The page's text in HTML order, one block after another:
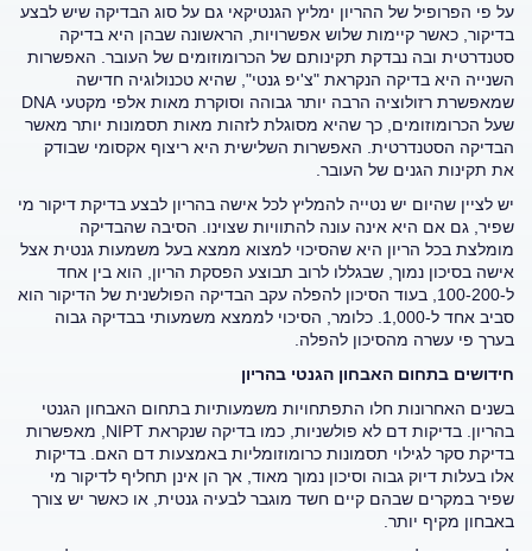
על פי הפרופיל של ההריון ימליץ הגנטיקאי גם על סוג הבדיקה שיש לבצע
בדיקור, כאשר קיימות שלוש אפשרויות, הראשונה שבהן היא בדיקה
סטנדרטית ובה נבדקת תקינותם של הכרומוזומים של העובר. האפשרות
השנייה היא בדיקה הנקראת "צ'יפ גנטי", שהיא טכנולוגיה חדישה
שמאפשרת רזולוציה הרבה יותר גבוהה וסוקרת מאות אלפי מקטעי DNA
שעל הכרומוזומים, כך שהיא מסוגלת לזהות מאות תסמונות יותר מאשר
הבדיקה הסטנדרטית. האפשרות השלישית היא ריצוף אקסומי שבודק
את תקינות הגנים של העובר.
יש לציין שהיום יש נטייה להמליץ לכל אישה בהריון לבצע בדיקת דיקור מי
שפיר, גם אם היא אינה עונה להתוויות שצוינו. הסיבה שהבדיקה
מומלצת בכל הריון היא שהסיכוי למצוא ממצא בעל משמעות גנטית אצל
אישה בסיכון נמוך, שבגללו לרוב תבוצע הפסקת הריון, הוא בין אחד
ל-100-200, בעוד הסיכון להפלה עקב הבדיקה הפולשנית של הדיקור הוא
סביב אחד ל-1,000. כלומר, הסיכוי לממצא משמעותי בבדיקה גבוה
בערך פי עשרה מהסיכון להפלה.
חידושים בתחום האבחון הגנטי בהריון
בשנים האחרונות חלו התפתחויות משמעותיות בתחום האבחון הגנטי
בהריון. בדיקות דם לא פולשניות, כמו בדיקה שנקראת NIPT, מאפשרות
בדיקת סקר לגילוי תסמונות כרומוזומליות באמצעות דם האם. בדיקות
אלו בעלות דיוק גבוה וסיכון נמוך מאוד, אך הן אינן תחליף לדיקור מי
שפיר במקרים שבהם קיים חשד מוגבר לבעיה גנטית, או כאשר יש צורך
באבחון מקיף יותר.